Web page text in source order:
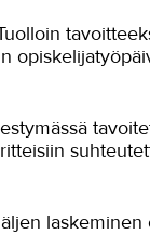
laskeminen